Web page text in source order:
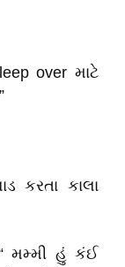
over માટે
કરતા કાલા
મમ્મી હું કંઈ